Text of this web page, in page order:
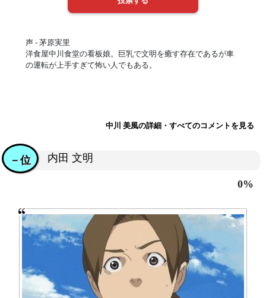
声 - 茅原実里
洋食屋中川食堂の看板娘。巨乳で文明を癒す存在であるが車
の運転が上手すぎて怖い人でもある。
中川 美風の詳細・すべてのコメントを見る
内田 文明
－位
0%